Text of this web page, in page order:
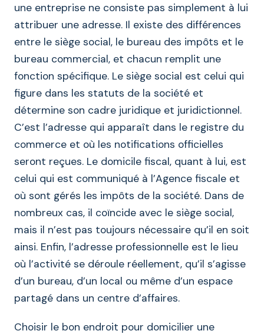
une entreprise ne consiste pas simplement à lui
attribuer une adresse. Il existe des différences
entre le siège social, le bureau des impôts et le
bureau commercial, et chacun remplit une
fonction spécifique. Le siège social est celui qui
figure dans les statuts de la société et
détermine son cadre juridique et juridictionnel.
C’est l’adresse qui apparaît dans le registre du
commerce et où les notifications officielles
seront reçues. Le domicile fiscal, quant à lui, est
celui qui est communiqué à l’Agence fiscale et
où sont gérés les impôts de la société. Dans de
nombreux cas, il coïncide avec le siège social,
mais il n’est pas toujours nécessaire qu’il en soit
ainsi. Enfin, l’adresse professionnelle est le lieu
où l’activité se déroule réellement, qu’il s’agisse
d’un bureau, d’un local ou même d’un espace
partagé dans un centre d’affaires.
Choisir le bon endroit pour domicilier une